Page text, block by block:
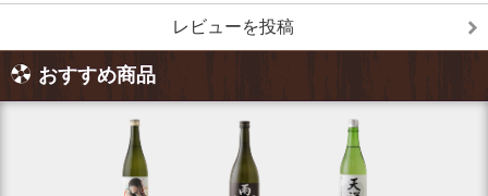
レビューを投稿
おすすめ商品